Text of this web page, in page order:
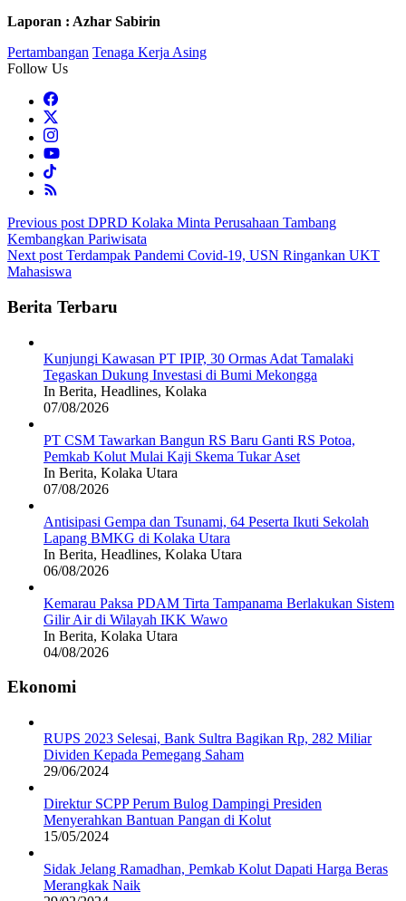
Laporan : Azhar Sabirin
Pertambangan Tenaga Kerja Asing
Follow Us
Post
navigation
Previous post DPRD Kolaka Minta Perusahaan Tambang
Kembangkan Pariwisata
Next post Terdampak Pandemi Covid-19, USN Ringankan UKT
Mahasiswa
Berita Terbaru
Kunjungi Kawasan PT IPIP, 30 Ormas Adat Tamalaki
Tegaskan Dukung Investasi di Bumi Mekongga
In Berita, Headlines, Kolaka
07/08/2026
PT CSM Tawarkan Bangun RS Baru Ganti RS Potoa,
Pemkab Kolut Mulai Kaji Skema Tukar Aset
In Berita, Kolaka Utara
07/08/2026
Antisipasi Gempa dan Tsunami, 64 Peserta Ikuti Sekolah
Lapang BMKG di Kolaka Utara
In Berita, Headlines, Kolaka Utara
06/08/2026
Kemarau Paksa PDAM Tirta Tampanama Berlakukan Sistem
Gilir Air di Wilayah IKK Wawo
In Berita, Kolaka Utara
04/08/2026
Ekonomi
RUPS 2023 Selesai, Bank Sultra Bagikan Rp, 282 Miliar
Dividen Kepada Pemegang Saham
29/06/2024
Direktur SCPP Perum Bulog Dampingi Presiden
Menyerahkan Bantuan Pangan di Kolut
15/05/2024
Sidak Jelang Ramadhan, Pemkab Kolut Dapati Harga Beras
Merangkak Naik